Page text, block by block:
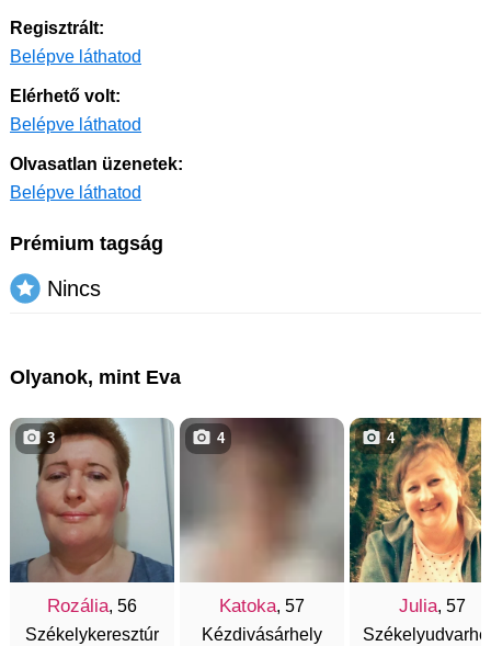
Regisztrált:
Belépve láthatod
Elérhető volt:
Belépve láthatod
Olvasatlan üzenetek:
Belépve láthatod
Prémium tagság
Nincs
Olyanok, mint Eva
Rozália, 56
Székelykeresztúr
3
Katoka, 57
Kézdivásárhely
4
Julia, 57
4